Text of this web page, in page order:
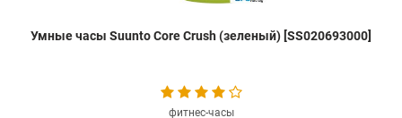
Умные часы Suunto Core Crush (зеленый) [SS020693000]
фитнес-часы